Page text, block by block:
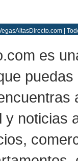
|
es
y noticias